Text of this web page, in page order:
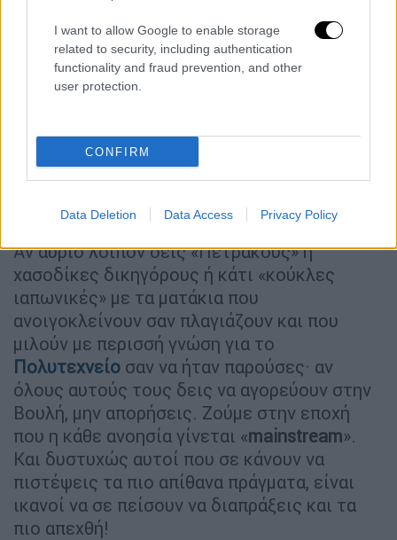
I want to allow Google to enable storage
related to security, including authentication
functionality and fraud prevention, and other
user protection.
CONFIRM
Data Deletion Data Access Privacy Policy
Γράφει ο καλός συνάδελφος,
δημοσιογράφος,Παναγιώτης Ιατράκης
ένα post του: «Όταν κοινοποιείς μία
σου, ενισχύεις την ηλιθιότητα του άλλου.
Ηλίθιοι υπήρχαν, υπάρχουν και θα υπάρχουν
βάζουν στη δημόσια συζήτηση». Άριστα!
Αν αύριο λοιπόν δεις «Πετράκους» ή
χασοδίκες δικηγόρους ή κάτι «κούκλες
ιαπωνικές» με τα ματάκια που
ανοιγοκλείνουν σαν πλαγιάζουν και που
μιλούν με περισσή γνώση για το
Πολυτεχνείο σαν να ήταν παρούσες· αν
όλους αυτούς τους δεις να αγορεύουν στην
Βουλή, μην απορήσεις. Ζούμε στην εποχή
που η κάθε ανοησία γίνεται «mainstream».
Και δυστυχώς αυτοί που σε κάνουν να
πιστέψεις τα πιο απίθανα πράγματα, είναι
ικανοί να σε πείσουν να διαπράξεις και τα
πιο απεχθή!